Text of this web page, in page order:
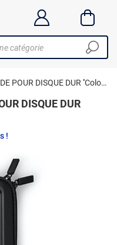
PORT Designs ETUI RIGIDE POUR DISQUE DUR ''Colorado Shock'' Noir
DISQUE DUR
!